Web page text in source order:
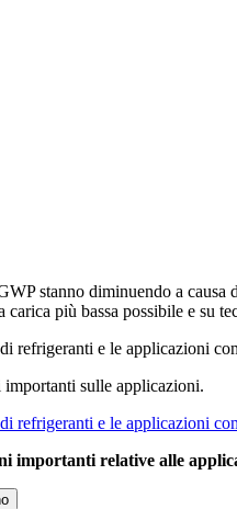
stanno diminuendo a causa
carica più bassa possibile e su
refrigeranti e le applicazioni
sulle applicazioni.
refrigeranti e le applicazioni
importanti relative alle